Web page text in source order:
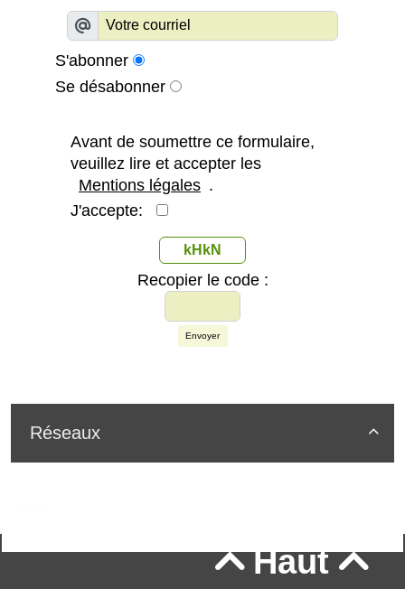
S'abonner
Se désabonner
Avant de soumettre ce formulaire,
veuillez lire et accepter les
Mentions légales .
J'accepte:
kHkN
Recopier le code :
Envoyer

Réseaux
Haut